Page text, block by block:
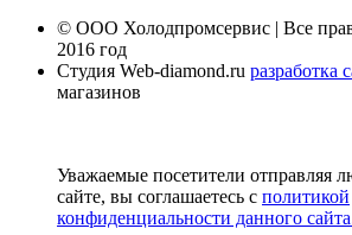
© ООО Холодпромсервис | Все
2016 год
Студия Web-diamond.ru разработка
магазинов
Уважаемые посетители отправляя
сайте, вы соглашаетесь с политикой
конфиденциальности данного